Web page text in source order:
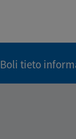
Boli tieto